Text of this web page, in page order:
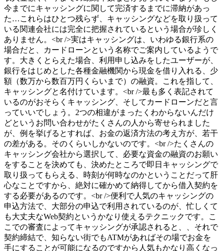
今までにキャッシングに関して完済するまでに滞納があっ
た…これらはひとつ残らず、キャッシングなどを取り扱って
いる関連会社には完全に把握されているという場合が珍しく
ありません。<br />実はキャッシングは、いわゆる銀行系の
場合だと、カードローンという名称でご案内しているようで
す。大きくとらえた場合、利用申し込みをしたユーザーが、
銀行をはじめとした各種金融機関から現金を借り入れる、少
額（数万から数百万円くらいまで）の融資。これを指して、
キャッシングと名付けています。<br />最も多く表記されて
いるのがおそらくキャッシング、そしてカードローンだと言
っていいでしょう。2つの相違がまったくわからないんだけ
どというお問い合わせがたくさんの人から寄せられました
が、例を挙げるとすれば、お金の返済方法の考え方が、若干
の差がある。そのくらいしかないのです。<br />たくさんの
キャッシング会社から選択して、必要な資金の融資のお願い
をすることを決めても、決めたところで即日キャッシングで
取り扱ってもらえる、時刻が何時なのかということだって肝
心なことですから、絶対に確かめて納得してから借入契約を
する必要があるのです。<br />便利で人気のキャッシングの
申込方法で、大部分の申込で利用されているのが、忙しくて
も大丈夫なWeb契約というかなり使えるテクニックです。こ
こでの審査によってキャッシングが承認されると、、それで
契約締結で、知らない街でもATMがあればその場でお金を
手にすることが可能になるのですから人気もかなり高くなっ